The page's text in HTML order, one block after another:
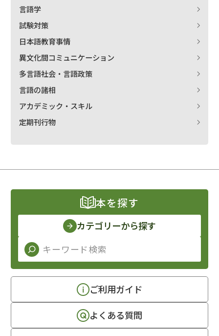
言語学
試験対策
日本語教育事情
異文化間コミュニケーション
多言語社会・言語政策
言語の諸相
アカデミック・スキル
定期刊行物
本を探す
カテゴリーから探す
ご利用ガイド
よくある質問